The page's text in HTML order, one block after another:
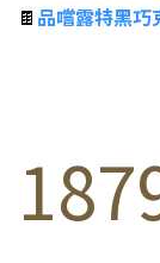
🍫 品嚐露特黑巧